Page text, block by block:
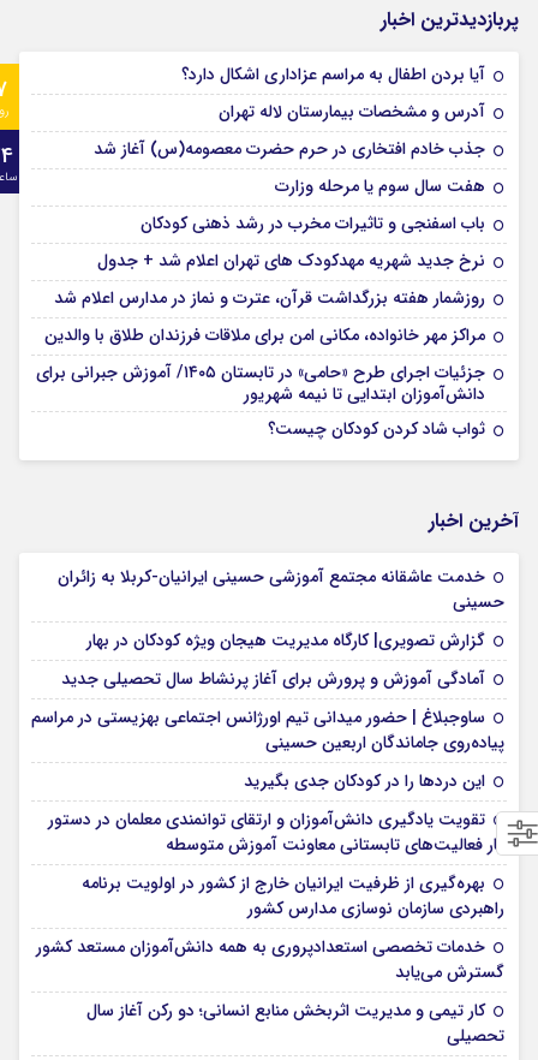
پربازدیدترین اخبار
آیا بردن اطفال به مراسم عزادارى اشکال دارد؟
آدرس و مشخصات بیمارستان لاله تهران
جذب خادم افتخاری در حرم حضرت معصومه(س) آغاز شد
هفت سال سوم یا مرحله وزارت
باب اسفنجی و تاثیرات مخرب در رشد ذهنی کودکان
نرخ جدید شهریه مهدکودک های تهران اعلام شد + جدول
روزشمار هفته بزرگداشت قرآن، عترت و نماز در مدارس اعلام شد
مراکز مهر خانواده، مکانی امن برای ملاقات فرزندان طلاق با والدین
جزئیات اجرای طرح «حامی» در تابستان ۱۴۰۵/ آموزش جبرانی برای
دانش‌آموزان ابتدایی تا نیمه شهریور
ثواب شاد کردن کودکان چیست؟
آخرین اخبار
خدمت عاشقانه مجتمع آموزشی‌ حسینی ایرانیان-کربلا به زائران
حسینی
گزارش تصویری| کارگاه مدیریت هیجان ویژه کودکان در بهار
آمادگی آموزش و پرورش برای آغاز پرنشاط سال تحصیلی جدید
ساوجبلاغ | حضور میدانی تیم اورژانس اجتماعی بهزیستی در مراسم
پیاده‌روی جاماندگان اربعین حسینی
این درد‌ها را در کودکان جدی بگیرید
تقویت یادگیری دانش‌آموزان و ارتقای توانمندی معلمان در دستور
کار فعالیت‌های تابستانی معاونت آموزش متوسطه
بهره‌گیری از ظرفیت ایرانیان خارج از کشور در اولویت برنامه
راهبردی سازمان نوسازی مدارس کشور
خدمات تخصصی استعدادپروری به همه دانش‌آموزان مستعد کشور
گسترش می‌یابد
کار تیمی و مدیریت اثربخش منابع انسانی؛ دو رکن آغاز سال
تحصیلی